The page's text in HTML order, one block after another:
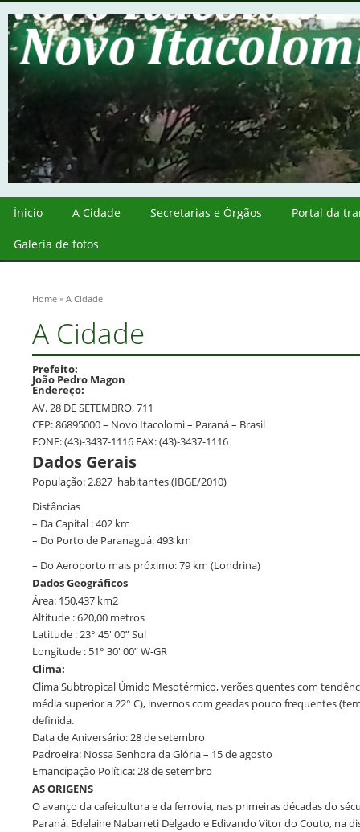
Ínicio A Cidade Secretarias e Órgãos Portal da
Galeria de fotos
Home » A Cidade
A Cidade
Prefeito:
João Pedro Magon
Endereço:
AV. 28 DE SETEMBRO, 711
CEP: 86895000 – Novo Itacolomi – Paraná – Brasil
FONE: (43)-3437-1116 FAX: (43)-3437-1116
Dados Gerais
População: 2.827 habitantes (IBGE/2010)
Distâncias
– Da Capital : 402 km
– Do Porto de Paranaguá: 493 km
– Do Aeroporto mais próximo: 79 km (Londrina)
Dados Geográficos
Área: 150,437 km2
Altitude : 620,00 metros
Latitude : 23° 45′ 00” Sul
Longitude : 51° 30′ 00” W-GR
Clima:
Clima Subtropical Úmido Mesotérmico, verões quentes com
média superior a 22° C), invernos com geadas pouco frequentes
definida.
Data de Aniversário: 28 de setembro
Padroeira: Nossa Senhora da Glória – 15 de agosto
Emancipação Política: 28 de setembro
AS ORIGENS
O avanço da cafeicultura e da ferrovia, nas primeiras décadas do
Paraná. Edelaine Nabarreti Delgado e Edivando Vitor do Couto, na